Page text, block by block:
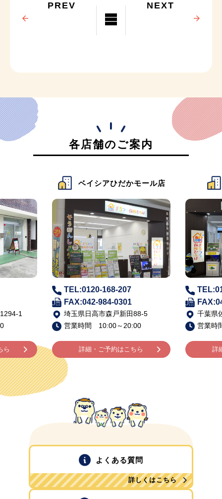
PREV NEXT
各店舗のご案内
1
ら
ベイシアひだかモール店
TEL:0120-168-207
FAX:042-984-0301
埼玉県日高市森戸新田88-5
営業時間 10:00～20:00
詳細・ご予約はこちら
千葉県
営業時
詳
よくある質問
詳しくはこちら